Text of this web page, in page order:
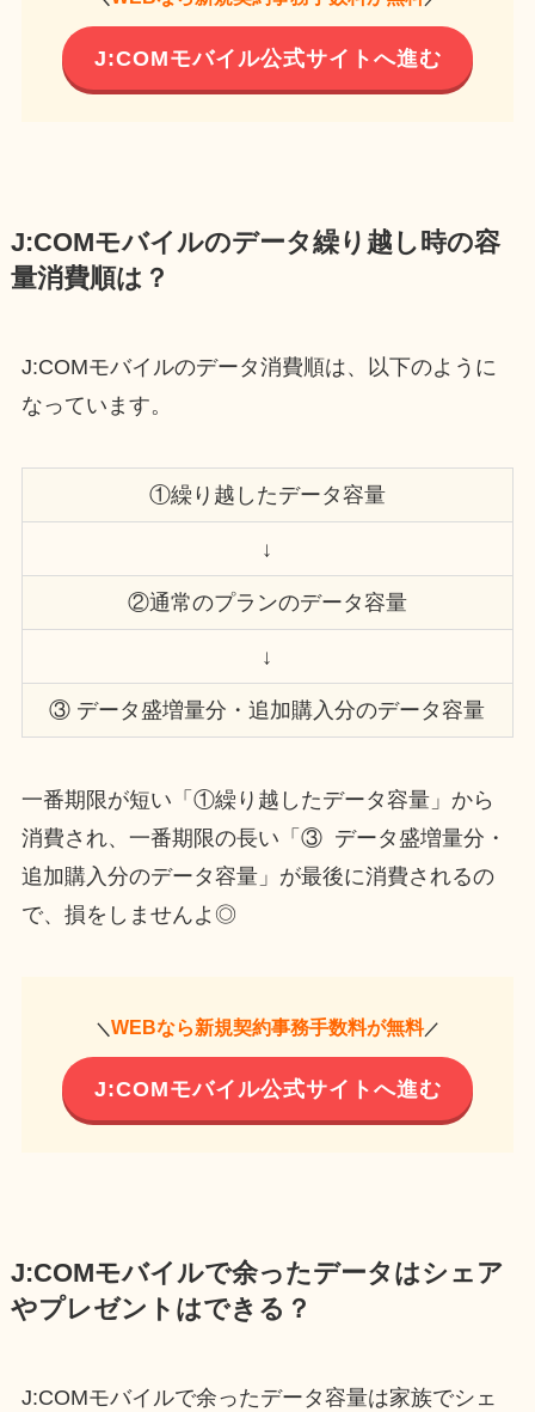
J:COMモバイル公式サイトへ進む
J:COMモバイルのデータ繰り越し時の容
量消費順は？
J:COMモバイルのデータ消費順は、以下のように
なっています。
①繰り越したデータ容量
↓
②通常のプランのデータ容量
↓
③ データ盛増量分・追加購入分のデータ容量
一番期限が短い「①繰り越したデータ容量」から
消費され、一番期限の長い「③ データ盛増量分・
追加購入分のデータ容量」が最後に消費されるの
で、損をしませんよ◎
＼WEBなら新規契約事務手数料が無料／
J:COMモバイル公式サイトへ進む
J:COMモバイルで余ったデータはシェア
やプレゼントはできる？
J:COMモバイルで余ったデータ容量は家族でシェ